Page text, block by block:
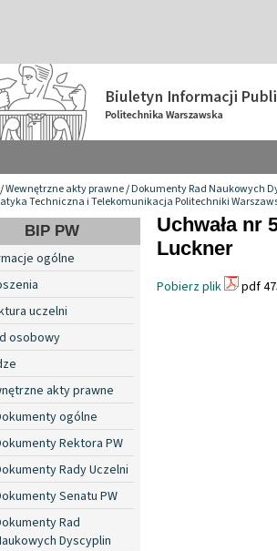
/Wewnętrzne akty prawne/Dokumenty Rad Naukowych
Techniczna i Telekomunikacja Politechniki
BIP PW
ogólne
uczelni
osobowy
akty prawne
ogólne
Rektora PW
Rady Uczelni
Senatu PW
Rad
Dyscyplin
Uchwała nr
Luckner
Pobierz plik pdf